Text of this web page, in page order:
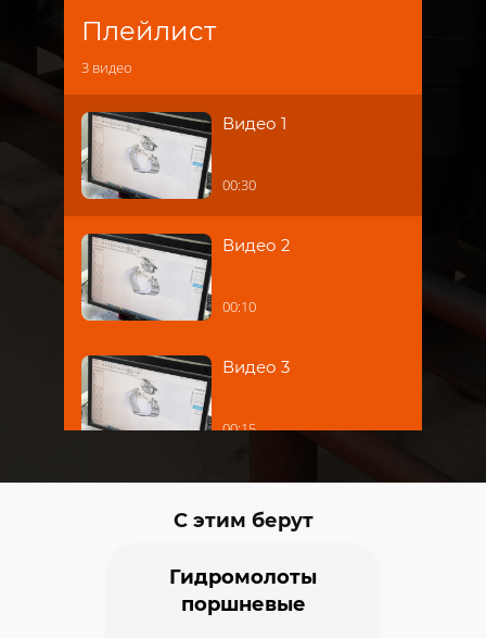
Плейлист
3 видео
Видео 1
00:30
Видео 2
00:10
Видео 3
00:15
С этим берут
Гидромолоты
поршневые